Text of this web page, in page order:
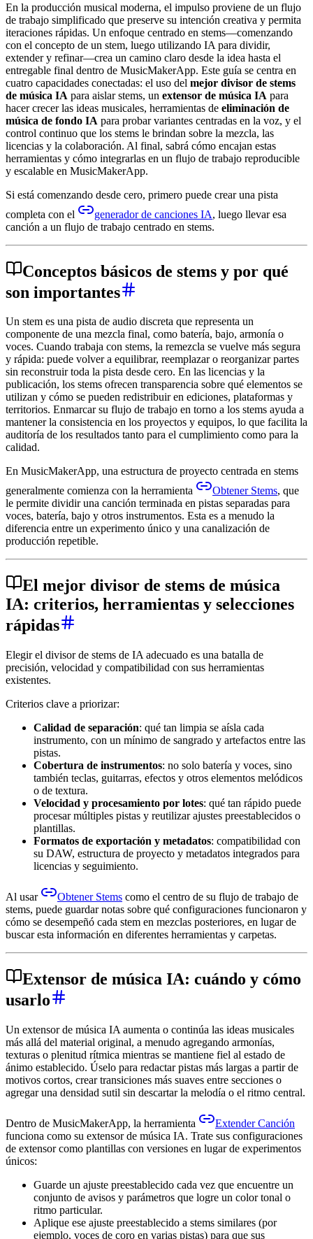
En la producción musical moderna, el impulso proviene de un flujo
de trabajo simplificado que preserve su intención creativa y permita
iteraciones rápidas. Un enfoque centrado en stems—comenzando
con el concepto de un stem, luego utilizando IA para dividir,
extender y refinar—crea un camino claro desde la idea hasta el
entregable final dentro de MusicMakerApp. Este guía se centra en
cuatro capacidades conectadas: el uso del mejor divisor de stems
de música IA para aislar stems, un extensor de música IA para
hacer crecer las ideas musicales, herramientas de eliminación de
música de fondo IA para probar variantes centradas en la voz, y el
control continuo que los stems le brindan sobre la mezcla, las
licencias y la colaboración. Al final, sabrá cómo encajan estas
herramientas y cómo integrarlas en un flujo de trabajo reproducible
y escalable en MusicMakerApp.
Si está comenzando desde cero, primero puede crear una pista
completa con el
generador de canciones IA, luego llevar esa
canción a un flujo de trabajo centrado en stems.
Conceptos básicos de stems y por qué
son importantes
Un stem es una pista de audio discreta que representa un
componente de una mezcla final, como batería, bajo, armonía o
voces. Cuando trabaja con stems, la remezcla se vuelve más segura
y rápida: puede volver a equilibrar, reemplazar o reorganizar partes
sin reconstruir toda la pista desde cero. En las licencias y la
publicación, los stems ofrecen transparencia sobre qué elementos se
utilizan y cómo se pueden redistribuir en ediciones, plataformas y
territorios. Enmarcar su flujo de trabajo en torno a los stems ayuda a
mantener la consistencia en los proyectos y equipos, lo que facilita la
auditoría de los resultados tanto para el cumplimiento como para la
calidad.
En MusicMakerApp, una estructura de proyecto centrada en stems
generalmente comienza con la herramienta
Obtener Stems, que
le permite dividir una canción terminada en pistas separadas para
voces, batería, bajo y otros instrumentos. Esta es a menudo la
diferencia entre un experimento único y una canalización de
producción repetible.
El mejor divisor de stems de música
IA: criterios, herramientas y selecciones
rápidas
Elegir el divisor de stems de IA adecuado es una batalla de
precisión, velocidad y compatibilidad con sus herramientas
existentes.
Criterios clave a priorizar:
Calidad de separación: qué tan limpia se aísla cada
instrumento, con un mínimo de sangrado y artefactos entre las
pistas.
Cobertura de instrumentos: no solo batería y voces, sino
también teclas, guitarras, efectos y otros elementos melódicos
o de textura.
Velocidad y procesamiento por lotes: qué tan rápido puede
procesar múltiples pistas y reutilizar ajustes preestablecidos o
plantillas.
Formatos de exportación y metadatos: compatibilidad con
su DAW, estructura de proyecto y metadatos integrados para
licencias y seguimiento.
Al usar Obtener Stems como el centro de su flujo de trabajo de
stems, puede guardar notas sobre qué configuraciones funcionaron y
cómo se desempeñó cada stem en mezclas posteriores, en lugar de
buscar esta información en diferentes herramientas y carpetas.
Extensor de música IA: cuándo y cómo
usarlo
Un extensor de música IA aumenta o continúa las ideas musicales
más allá del material original, a menudo agregando armonías,
texturas o plenitud rítmica mientras se mantiene fiel al estado de
ánimo establecido. Úselo para redactar pistas más largas a partir de
motivos cortos, crear transiciones más suaves entre secciones o
agregar una densidad sutil sin descartar la melodía o el ritmo central.
Dentro de MusicMakerApp, la herramienta
Extender Canción
funciona como su extensor de música IA. Trate sus configuraciones
de extensor como plantillas con versiones en lugar de experimentos
únicos:
Guarde un ajuste preestablecido cada vez que encuentre un
conjunto de avisos y parámetros que logre un color tonal o
ritmo particular.
Aplique ese ajuste preestablecido a stems similares (por
ejemplo, voces de coro en varias pistas) para que sus